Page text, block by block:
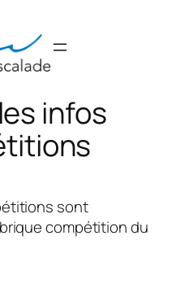
infos
sont
compétition du